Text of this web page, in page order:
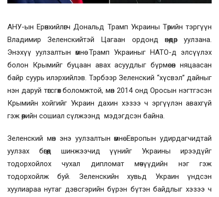
АНУ-ын Ерөнхийлөгч Дональд Трамп Украины Төрийн тэргүүн
Владимир Зеленскийтэй Цагаан ордонд өнөөдөр уулзана.
Энэхүү уулзалтын өмнө Трамп Украиныг НАТО-д элсүүлэх
болон Крымийг буцаан авах асуудлыг бүрмөсөн няцаасан
байр суурь илэрхийлэв. Тэрбээр Зеленский “хүсвэл” дайныг
нэн даруй төгсгөх боломжтой, мөн 2014 онд Оросын нэгтгэсэн
Крымийн хойгийг Украин дахин хэзээ ч эргүүлэн авахгүй
гэж өөрийн сошиал сүлжээнд мэдэгдсэн байна.
Зеленский мөн энэ уулзалтын өмнө Европын удирдагчидтай
уулзах бөгөөд шинжээчид үүнийг Украины ирээдүйг
тодорхойлох чухал дипломат мөчүүдийн нэг гэж
тодорхойлж буй. Зеленскийн хувьд Украин үндсэн
хуулиараа нутаг дэвсгэрийн бүрэн бүтэн байдлыг хэзээ ч